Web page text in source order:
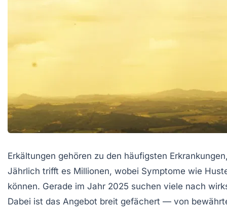
Erkältungen gehören zu den häufigsten
Jährlich trifft es Millionen, wobei Symptome wie
können. Gerade im Jahr 2025 suchen viele nach
Dabei ist das Angebot breit gefächert — von